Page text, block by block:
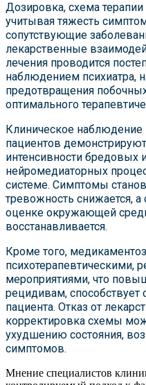
Дозировка, схема
учитывая тяжесть
сопутствующие
лекарственные
лечения проводится
наблюдением психиатра,
предотвращения
оптимального
Клиническое наблюдение
пациентов
интенсивности бредовых
нейромедиаторных
системе. Симптомы
тревожность снижается, а
оценке окружающей
восстанавливается.
Кроме того,
психотерапевтическими,
мероприятиями, что
рецидивам, способствует
пациента. Отказ от
корректировка схемы
ухудшению состояния,
симптомов.
Мнение специалистов